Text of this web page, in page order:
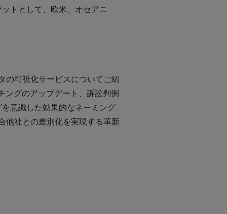
トとして、欧米、オセアニ
の可視化サービスについてご紹
ングのアップデート、訴訟判例
意識した効果的なネーミング
他社との差別化を実現する革新